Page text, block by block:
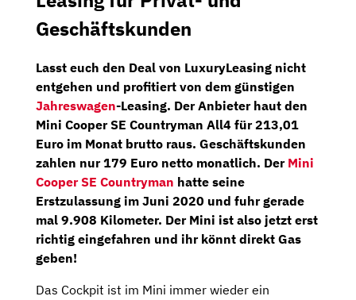
Geschäftskunden
Lasst euch den Deal von LuxuryLeasing nicht
entgehen und profitiert von dem günstigen
Jahreswagen-Leasing. Der Anbieter haut den
Mini Cooper SE Countryman All4 für 213,01
Euro im Monat brutto raus. Geschäftskunden
zahlen nur 179 Euro netto monatlich. Der Mini
Cooper SE Countryman hatte seine
Erstzulassung im Juni 2020 und fuhr gerade
mal 9.908 Kilometer. Der Mini ist also jetzt erst
richtig eingefahren und ihr könnt direkt Gas
geben!
Das Cockpit ist im Mini immer wieder ein